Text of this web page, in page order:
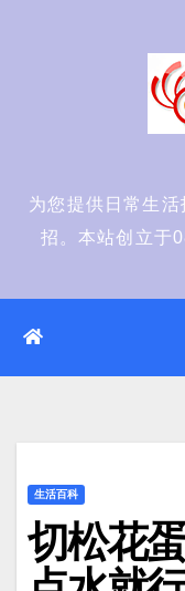
为您提供日常生
招。本站创立于
生活百科
切松花